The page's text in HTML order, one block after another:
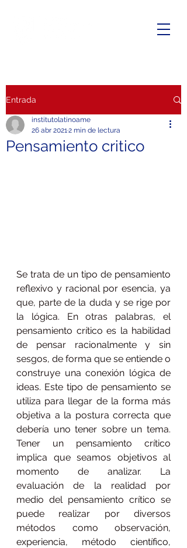
Entrada
Pensamiento critico
institutolatinoame
26 abr 20212 min de lectura
Se trata de un tipo de pensamiento
reflexivo y racional por esencia, ya
que, parte de la duda y se rige por
la lógica. En otras palabras, el
pensamiento crítico es la habilidad
de pensar racionalmente y sin
sesgos, de forma que se entiende o
construye una conexión lógica de
ideas. Este tipo de pensamiento se
utiliza para llegar de la forma más
objetiva a la postura correcta que
debería uno tener sobre un tema.
Tener un pensamiento crítico
implica que seamos objetivos al
momento de analizar. La
evaluación de la realidad por
medio del pensamiento crítico se
puede realizar por diversos
métodos como observación,
experiencia, método científico,